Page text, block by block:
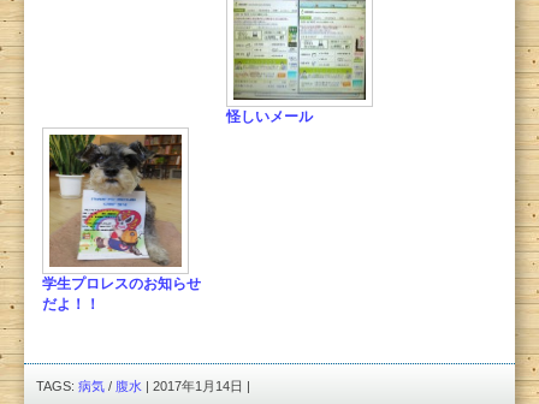
怪しいメール
学生プロレスのお知らせ
だよ！！
TAGS: 病気 / 腹水 | 2017年1月14日 |